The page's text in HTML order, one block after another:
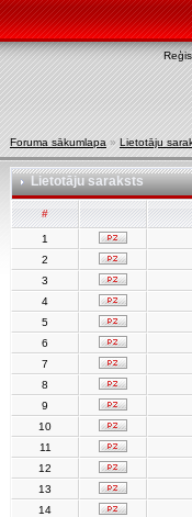
Foruma sākumlapa » Lietotāju
Lietotāju saraksts
#
1
2
3
4
5
6
7
8
9
10
11
12
13
14